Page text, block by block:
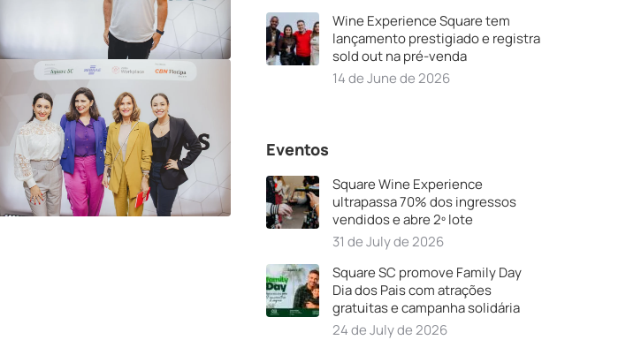
Wine Experience Square tem
lançamento prestigiado e registra
sold out na pré-venda
14 de June de 2026
Eventos
Square Wine Experience
ultrapassa 70% dos ingressos
vendidos e abre 2º lote
31 de July de 2026
Square SC promove Family Day
Dia dos Pais com atrações
gratuitas e campanha solidária
24 de July de 2026